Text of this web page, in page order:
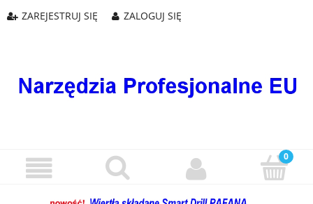
ZAREJESTRUJ SIĘ ZALOGUJ SIĘ